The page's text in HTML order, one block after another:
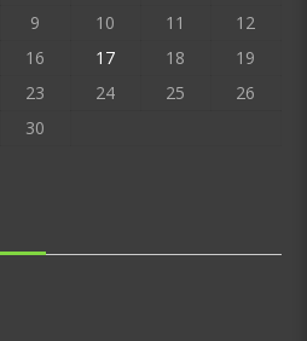
9 10 11
12
16 17 18
19
23 24 25
26
30